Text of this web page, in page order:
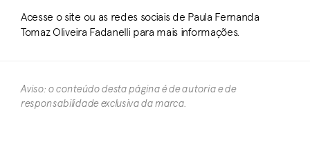
Acesse o site ou as redes sociais de Paula Fernanda
Tomaz Oliveira Fadanelli para mais informações.
Aviso: o conteúdo desta página é de autoria e de
responsabilidade exclusiva da marca.​